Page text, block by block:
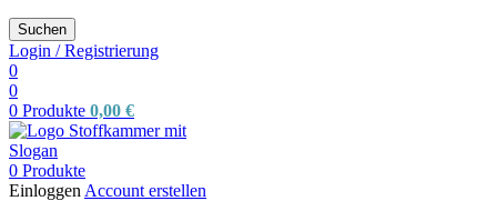
Suchen
Login / Registrierung
0
0
0 Produkte 0,00 €
0 Produkte
Einloggen Account erstellen